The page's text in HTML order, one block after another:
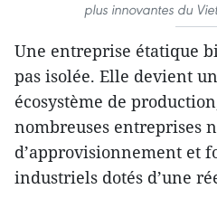
plus innovantes du
Une entreprise étatique
pas isolée. Elle devient
écosystème de
nombreuses entreprises
d’approvisionnement et
industriels dotés d’une